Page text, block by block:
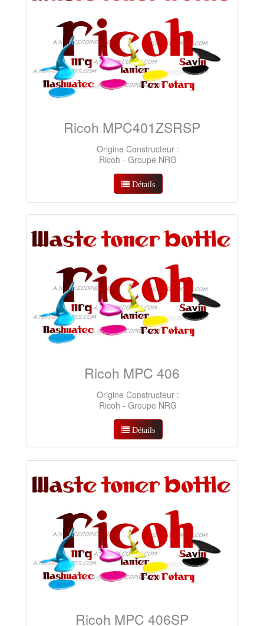
Ricoh MPC401ZSRSP
Origine Constructeur :
Ricoh - Groupe NRG
Détails
Ricoh MPC 406
Origine Constructeur :
Ricoh - Groupe NRG
Détails
Ricoh MPC 406SP